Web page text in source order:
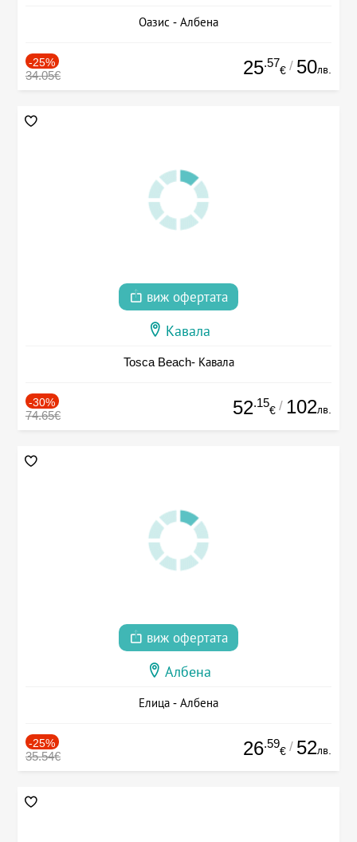
Оазис - Албена
-25%
34.05€ 25.57
€ / 50лв.
виж офертата
Кавала
Tosca Beach- Кавала
-30%
74.65€ 52.15
€ / 102лв.
виж офертата
Албена
Елица - Албена
-25%
35.54€ 26.59
€ / 52лв.